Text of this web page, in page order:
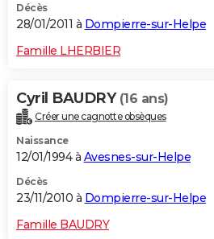
Décès
28/01/2011 à Dompierre-sur-Helpe
Famille LHERBIER
Cyril BAUDRY (16 ans)
Créer une cagnotte obsèques
Naissance
12/01/1994 à Avesnes-sur-Helpe
Décès
23/11/2010 à Dompierre-sur-Helpe
Famille BAUDRY